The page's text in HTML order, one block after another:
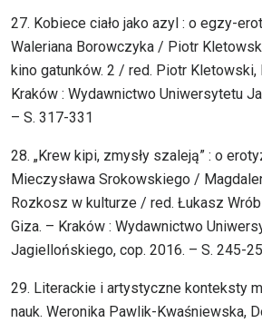
27. Kobiece ciało jako azyl : o egzy-
Waleriana Borowczyka / Piotr
kino gatunków. 2 / red. Piotr
Kraków : Wydawnictwo Uniwersytetu
– S. 317-331
28. „Krew kipi, zmysły szaleją” : o
Mieczysława Srokowskiego /
Rozkosz w kulturze / red. Łukasz
Giza. – Kraków : Wydawnictwo
Jagiellońskiego, cop. 2016. – S. 245-
29. Literackie i artystyczne konteksty
nauk. Weronika Pawlik-Kwaśniewska,